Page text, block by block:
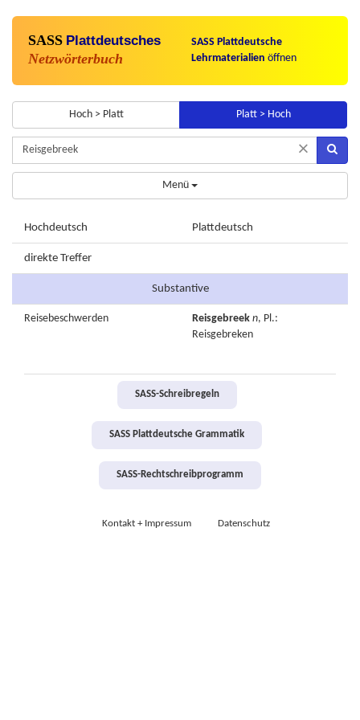
SASS Plattdeutsches
Netzwörterbuch
SASS Plattdeutsche
Lehrmaterialien öffnen
Hoch > Platt Platt > Hoch
×
Menü
Hochdeutsch Plattdeutsch
direkte Treffer
Substantive
Reisebeschwerden Reisgebreek n, Pl.:
Reisgebreken
SASS-Schreibregeln
SASS Plattdeutsche Grammatik
SASS-Rechtschreibprogramm
Kontakt + Impressum Datenschutz